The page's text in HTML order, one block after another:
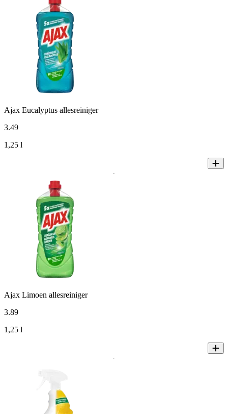
Ajax Eucalyptus allesreiniger
3.49
1,25 l
Ajax Limoen allesreiniger
3.89
1,25 l